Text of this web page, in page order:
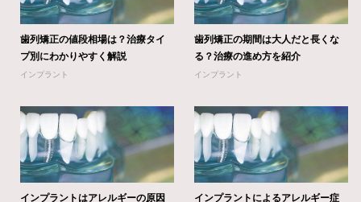
歯列矯正の値段相場は？治療タイ
プ別にわかりやすく解説
インプラント
歯列矯正の期間は大人だと長くな
る？治療の進め方を紹介
インプラント
インプラントはアレルギーの原因
インプラントによるアレルギー症